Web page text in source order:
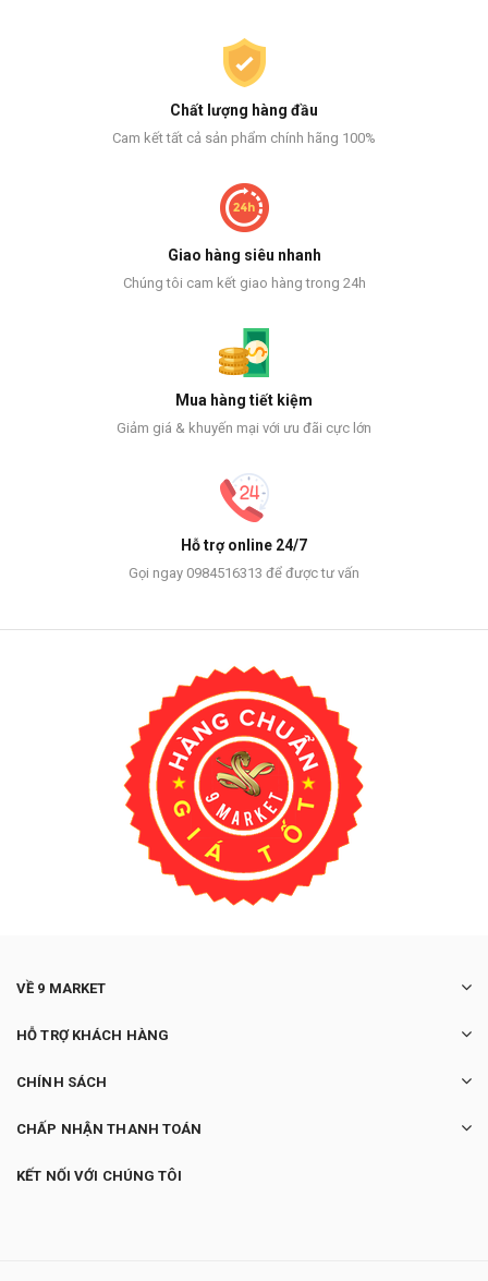
Chất lượng hàng đầu
Cam kết tất cả sản phẩm chính hãng 100%
Giao hàng siêu nhanh
Chúng tôi cam kết giao hàng trong 24h
Mua hàng tiết kiệm
Giảm giá & khuyến mại với ưu đãi cực lớn
Hỗ trợ online 24/7
Gọi ngay 0984516313 để được tư vấn
VỀ 9 MARKET
HỖ TRỢ KHÁCH HÀNG
CHÍNH SÁCH
CHẤP NHẬN THANH TOÁN
KẾT NỐI VỚI CHÚNG TÔI